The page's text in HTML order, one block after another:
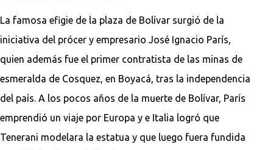
La famosa efigie de la plaza de Bolívar surgió de la
iniciativa del prócer y empresario José Ignacio París,
quien además fue el primer contratista de las minas de
esmeralda de Cosquez, en Boyacá, tras la independencia
del país. A los pocos años de la muerte de Bolívar, París
emprendió un viaje por Europa y e Italia logró que
Tenerani modelara la estatua y que luego fuera fundida